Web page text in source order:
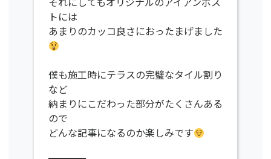
トには
あまりのカッコ良さにおったまげました
僕も施工時にテラスの完璧なタイル割り
など
納まりにこだわった部分がたくさんある
ので
どんな記事になるのか楽しみです